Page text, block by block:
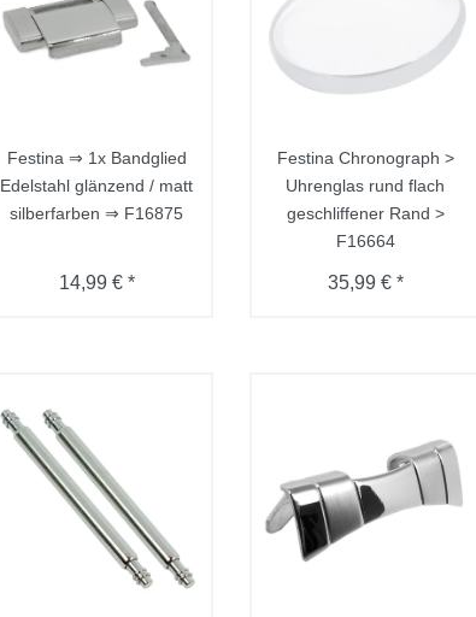
Festina ⇒ 1x Bandglied
Edelstahl glänzend / matt
silberfarben ⇒ F16875
14,99 € *
Festina Chronograph >
Uhrenglas rund flach
geschliffener Rand >
F16664
35,99 € *